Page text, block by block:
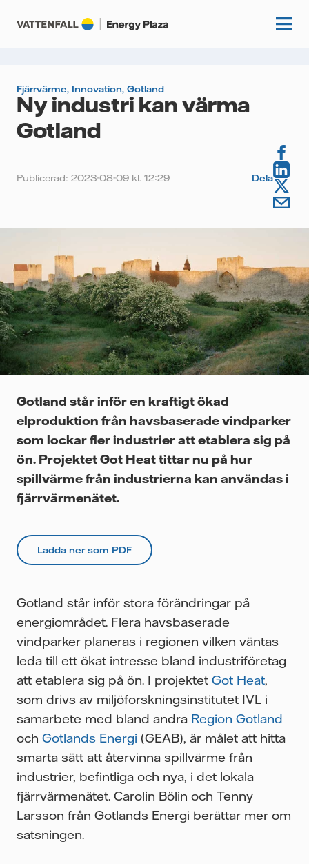
Start
Fördjupning
Artiklar
Krönikor
Kundcase
Videor
Podcasts
Om oss
Vattenfall.se
Fjärrvärme, Innovation, Gotland
Ny industri kan värma
Gotland
Publicerad: 2023-08-09 kl. 12:29 Dela
Gotland står inför en kraftigt ökad
elproduktion från havsbaserade vindparker
som lockar fler industrier att etablera sig på
ön. Projektet Got Heat tittar nu på hur
spillvärme från industrierna kan användas i
fjärrvärmenätet.
Ladda ner som PDF
Gotland står inför stora förändringar på
energiområdet. Flera havsbaserade
vindparker planeras i regionen vilken väntas
leda till ett ökat intresse bland industriföretag
att etablera sig på ön. I projektet Got Heat,
som drivs av miljöforskningsinstitutet IVL i
samarbete med bland andra Region Gotland
och Gotlands Energi (GEAB), är målet att hitta
smarta sätt att återvinna spillvärme från
industrier, befintliga och nya, i det lokala
fjärrvärmenätet. Carolin Bölin och Tenny
Larsson från Gotlands Energi berättar mer om
satsningen.